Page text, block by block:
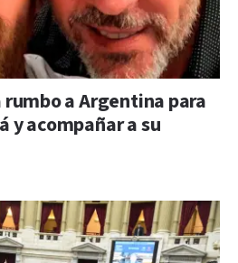
a Argentina para
y acompañar a su